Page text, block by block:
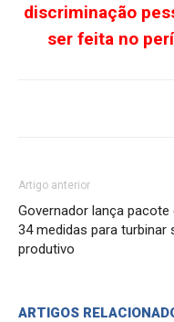
discriminação
ser feita no
Artigo anterior
Governador lança pacote
34 medidas para turbinar
produtivo
ARTIGOS